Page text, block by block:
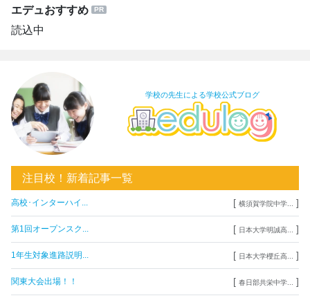
エデュおすすめ
読込中
学校の先生による学校公式ブログ
注目校！新着記事一覧
高校･インターハイ... [ 横須賀学院中学... ]
第1回オープンスク... [ 日本大学明誠高... ]
1年生対象進路説明... [ 日本大学櫻丘高... ]
関東大会出場！！ [ 春日部共栄中学... ]